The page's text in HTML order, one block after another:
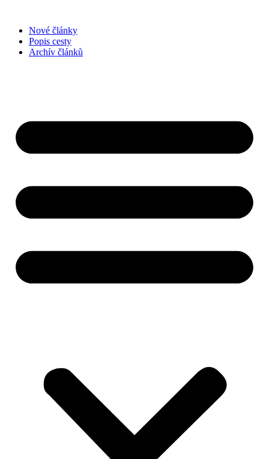
obsahuNové články
Popis cesty
Archív článků